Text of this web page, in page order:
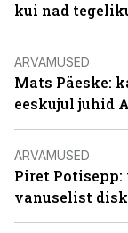
kui nad
ARVAMUSED
Mats Päeske:
eeskujul juhid
ARVAMUSED
Piret Potisepp:
vanuselist